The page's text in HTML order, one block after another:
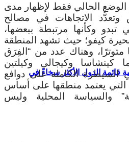
إفريقية قائمة الدول الأكثر سخاءً في
الحالي فقط لإظهار مدى
وتعدُّد الاتجاهات في مصالح
تبدو وكأنها مرتبطة ببعضها،
كيفو؛ حيث تشهد المنطقة
وهناك عدد من “الفِرَق
كينشاسا وكيجالي وكيلتين
السيطرة الكاملة على دوافع
يعتمد منطقها على أساس
والسياسة المحلية وليس